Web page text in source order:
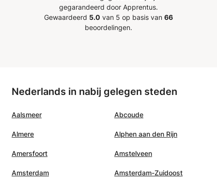
gegarandeerd door Apprentus.
Gewaardeerd 5.0 van 5 op basis van 66
beoordelingen.
Nederlands in nabij gelegen steden
Aalsmeer Abcoude
Almere Alphen aan den Rijn
Amersfoort Amstelveen
Amsterdam Amsterdam-Zuidoost